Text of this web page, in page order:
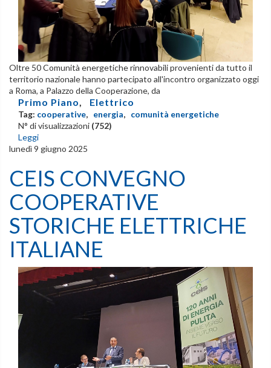
Oltre 50 Comunità energetiche rinnovabili provenienti da tutto il
territorio nazionale hanno partecipato all'incontro organizzato oggi
a Roma, a Palazzo della Cooperazione, da
Primo Piano Elettrico
Tag: cooperative, energia, comunità energetiche
N° di visualizzazioni (752)
Leggi
lunedì 9 giugno 2025
CEIS CONVEGNO
COOPERATIVE
STORICHE ELETTRICHE
ITALIANE